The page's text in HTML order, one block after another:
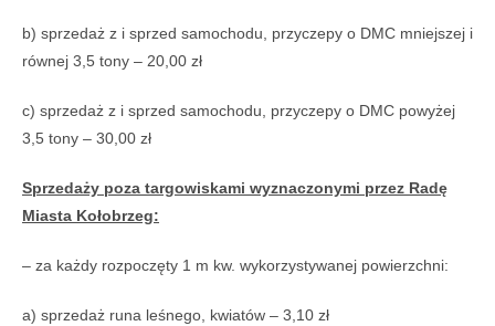
b) sprzedaż z i sprzed samochodu, przyczepy o DMC mniejszej i
równej 3,5 tony – 20,00 zł
c) sprzedaż z i sprzed samochodu, przyczepy o DMC powyżej
3,5 tony – 30,00 zł
Sprzedaży poza targowiskami wyznaczonymi przez Radę
Miasta Kołobrzeg:
– za każdy rozpoczęty 1 m kw. wykorzystywanej powierzchni:
a) sprzedaż runa leśnego, kwiatów – 3,10 zł